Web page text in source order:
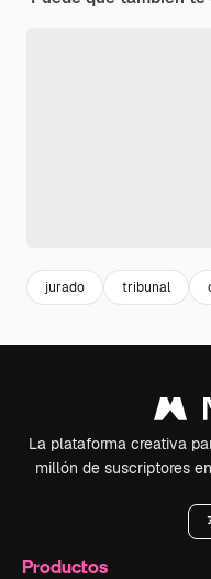
jurado tribunal
La plataforma creativa
millón de suscriptores
Productos